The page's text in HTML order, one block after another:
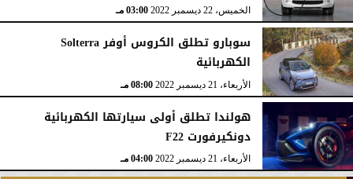
الخميس، 22 ديسمبر 2022 03:00 مـ
سوبارو تطلق الكروس أوفر Solterra
الكهربائية
الأربعاء، 21 ديسمبر 2022 08:00 مـ
هولندا تطلق أولى سيارتها الكهربائية
دونكيرفورت F22
الأربعاء، 21 ديسمبر 2022 04:00 مـ